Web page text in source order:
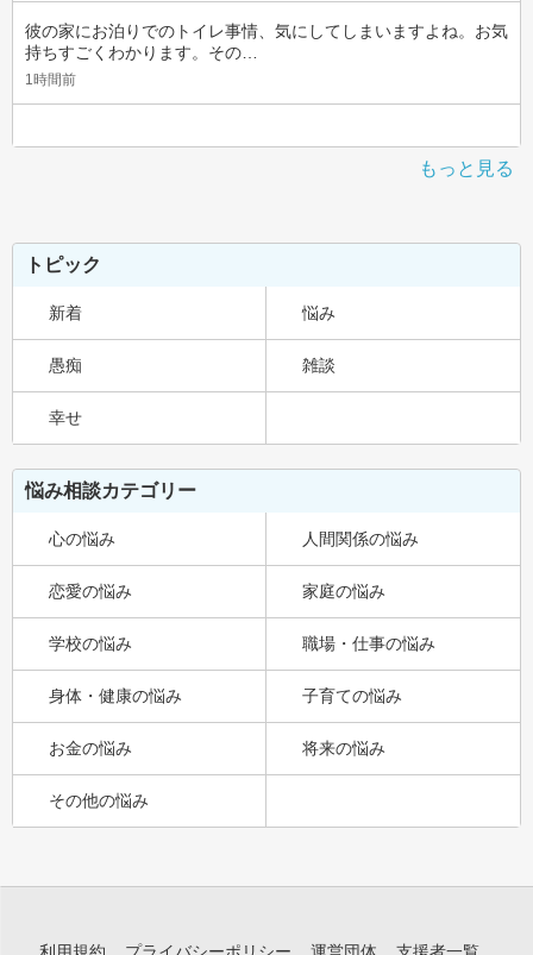
彼の家にお泊りでのトイレ事情、気にしてしまいますよね。お気
持ちすごくわかります。その…
1時間前
もっと見る
トピック
新着 悩み
愚痴 雑談
幸せ
悩み相談カテゴリー
心の悩み 人間関係の悩み
恋愛の悩み 家庭の悩み
学校の悩み 職場・仕事の悩み
身体・健康の悩み 子育ての悩み
お金の悩み 将来の悩み
その他の悩み